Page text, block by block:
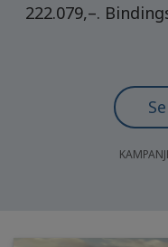
222.079,–.